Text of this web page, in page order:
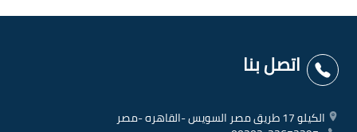
اتصل بنا
الكيلو 17 طريق مصر السويس -القاهره -مصر